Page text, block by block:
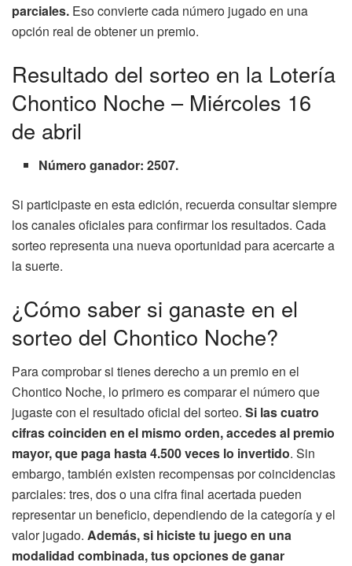
parciales. Eso convierte cada número jugado en una
opción real de obtener un premio.
Resultado del sorteo en la Lotería
Chontico Noche – Miércoles 16
de abril
Número ganador: 2507.
Si participaste en esta edición, recuerda consultar siempre
los canales oficiales para confirmar los resultados. Cada
sorteo representa una nueva oportunidad para acercarte a
la suerte.
¿Cómo saber si ganaste en el
sorteo del Chontico Noche?
Para comprobar si tienes derecho a un premio en el
Chontico Noche, lo primero es comparar el número que
jugaste con el resultado oficial del sorteo. Si las cuatro
cifras coinciden en el mismo orden, accedes al premio
mayor, que paga hasta 4.500 veces lo invertido. Sin
embargo, también existen recompensas por coincidencias
parciales: tres, dos o una cifra final acertada pueden
representar un beneficio, dependiendo de la categoría y el
valor jugado. Además, si hiciste tu juego en una
modalidad combinada, tus opciones de ganar